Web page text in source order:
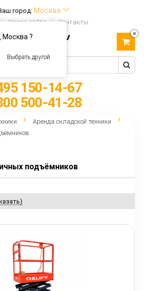
город: Москва
Москва ?
Выбрать другой
Карта сайта Контакты
0
150-14-67
500-41-28
Аренда складской техники
подъёмников